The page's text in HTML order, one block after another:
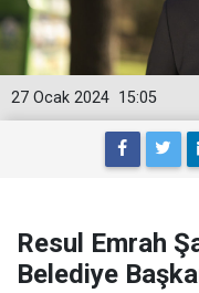
15:05
27 Ocak 2024
Resul Emrah
Belediye